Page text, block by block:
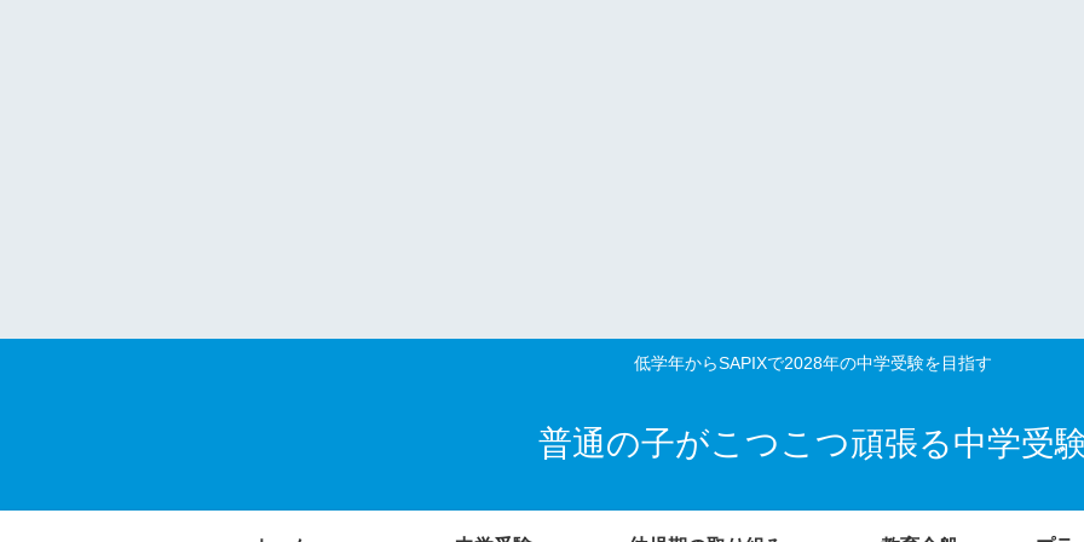
低学年からSAPIXで2028年の中学受験を目指す
普通の子がこつこつ頑張る中学受